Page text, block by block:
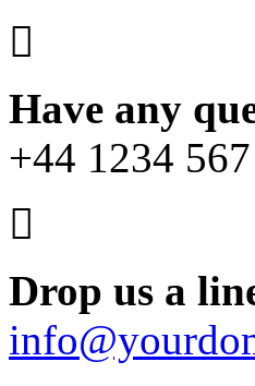
Have any
+44 1234
Drop us a